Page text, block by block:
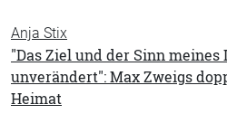
Anja Stix
"Das Ziel und der Sinn meines
unverändert": Max Zweigs
Heimat